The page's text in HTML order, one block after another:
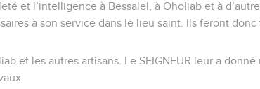
et l’intelligence à Bessalel, à Oholiab et à
à son service dans le lieu saint. Ils feront donc
et les autres artisans. Le SEIGNEUR leur a